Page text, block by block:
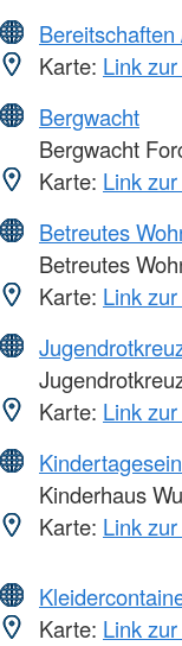
Karte: Link
Bergwacht
Bergwacht
Karte: Link
Betreutes
Betreutes
Karte: Link
Karte: Link
Kinderhaus
Karte: Link
Karte: Link